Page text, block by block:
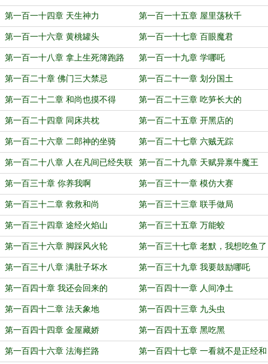
第一百一十四章 天生神力 第一百一十五章 屋里荡秋千
第一百一十六章 黄桃罐头 第一百一十七章 百眼魔君
第一百一十八章 拿上生死簿跑路 第一百一十九章 学哪吒
第一百二十章 佛门三大禁忌 第一百二十一章 划分国土
第一百二十二章 和尚也摸不得 第一百二十三章 吃笋长大的
第一百二十四章 同床共枕 第一百二十五章 开黑店的
第一百二十六章 二郎神的坐骑 第一百二十七章 六贼无踪
第一百二十八章 人在凡间已经失联 第一百二十九章 天赋异禀牛魔王
第一百三十章 你养我啊 第一百三十一章 模仿大赛
第一百三十二章 救救和尚 第一百三十三章 联手做局
第一百三十四章 途经火焰山 第一百三十五章 万能蛟
第一百三十六章 脚踩风火轮 第一百三十七章 老默，我想吃鱼了
第一百三十八章 满肚子坏水 第一百三十九章 我要鼓励哪吒
第一百四十章 我还会回来的 第一百四十一章 人间净土
第一百四十二章 法天象地 第一百四十三章 九头虫
第一百四十四章 金屋藏娇 第一百四十五章 黑吃黑
第一百四十六章 法海拦路 第一百四十七章 一看就不是正经和